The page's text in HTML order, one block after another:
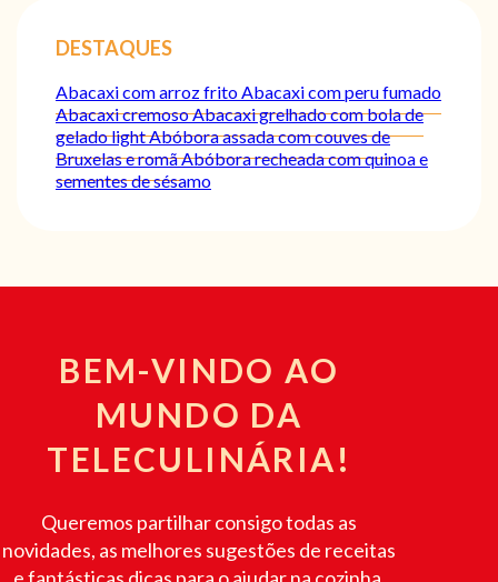
DESTAQUES
Abacaxi com arroz frito Abacaxi com peru fumado
Abacaxi cremosoAbacaxi grelhado com bola de
gelado lightAbóbora assada com couves de
Bruxelas e romãAbóbora recheada com quinoa e
sementes de sésamo
BEM-VINDO AO
MUNDO DA
TELECULINÁRIA!
Queremos partilhar consigo todas as
novidades, as melhores sugestões de receitas